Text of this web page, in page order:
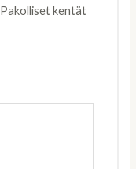
Pakolliset kentät